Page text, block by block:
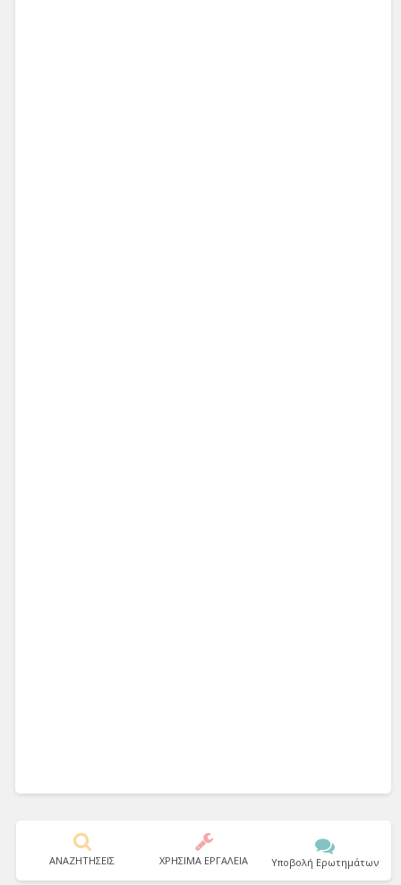
ΑΝΑΖΗΤΗΣΕΙΣ ΧΡΗΣΙΜΑ ΕΡΓΑΛΕΙΑ Υποβολή Ερωτημάτων